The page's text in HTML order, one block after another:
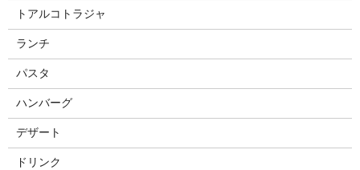
トアルコトラジャ
ランチ
パスタ
ハンバーグ
デザート
ドリンク